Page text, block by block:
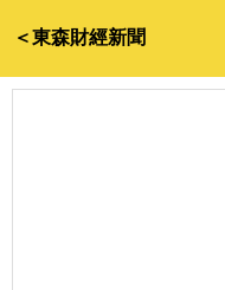
＜東森財經新聞